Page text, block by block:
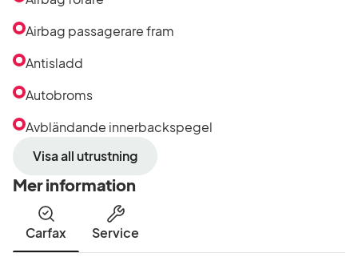
Airbag passagerare fram
Antisladd
Autobroms
Avbländande innerbackspegel
Visa all utrustning
Mer information
Carfax Service